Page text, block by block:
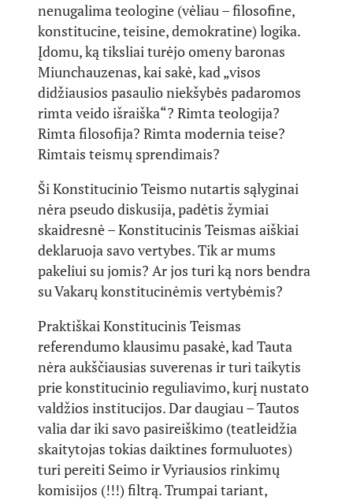
nenugalima teologine (vėliau – filosofine,
konstitucine, teisine, demokratine) logika.
Įdomu, ką tiksliai turėjo omeny baronas
Miunchauzenas, kai sakė, kad „visos
didžiausios pasaulio niekšybės padaromos
rimta veido išraiška“? Rimta teologija?
Rimta filosofija? Rimta modernia teise?
Rimtais teismų sprendimais?
Ši Konstitucinio Teismo nutartis sąlyginai
nėra pseudo diskusija, padėtis žymiai
skaidresnė – Konstitucinis Teismas aiškiai
deklaruoja savo vertybes. Tik ar mums
pakeliui su jomis? Ar jos turi ką nors bendra
su Vakarų konstitucinėmis vertybėmis?
Praktiškai Konstitucinis Teismas
referendumo klausimu pasakė, kad Tauta
nėra aukščiausias suverenas ir turi taikytis
prie konstitucinio reguliavimo, kurį nustato
valdžios institucijos. Dar daugiau – Tautos
valia dar iki savo pasireiškimo (teatleidžia
skaitytojas tokias daiktines formuluotes)
turi pereiti Seimo ir Vyriausios rinkimų
komisijos (!!!) filtrą. Trumpai tariant,